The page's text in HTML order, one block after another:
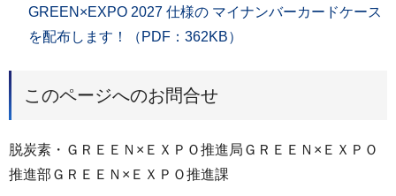
GREEN×EXPO 2027 仕様の マイナンバーカードケース
を配布します！（PDF：362KB）
このページへのお問合せ
脱炭素・ＧＲＥＥＮ×ＥＸＰＯ推進局ＧＲＥＥＮ×ＥＸＰＯ
推進部ＧＲＥＥＮ×ＥＸＰＯ推進課